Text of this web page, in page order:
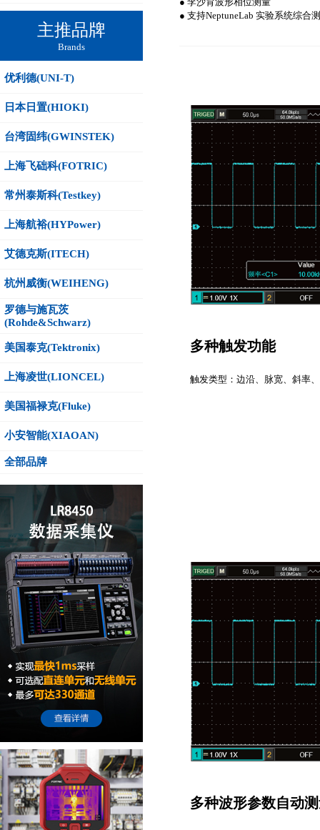
主推品牌
Brands
优利德(UNI-T)
日本日置(HIOKI)
台湾固纬(GWINSTEK)
上海飞础科(FOTRIC)
常州泰斯科(Testkey)
上海航裕(HYPower)
艾德克斯(ITECH)
杭州威衡(WEIHENG)
罗德与施瓦茨
(Rohde&Schwarz)
美国泰克(Tektronix)
上海凌世(LIONCEL)
美国福禄克(Fluke)
小安智能(XIAOAN)
全部品牌
● 支持NeptuneLab 实验系统综合
多种触发功能
触发类型：边沿、脉宽、斜率
多种波形参数自动